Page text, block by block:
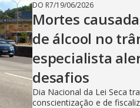
DO R7/19/06/2026
Mortes
de álcool no
especialista
desafios
Dia Nacional da Lei Seca
conscientização e de